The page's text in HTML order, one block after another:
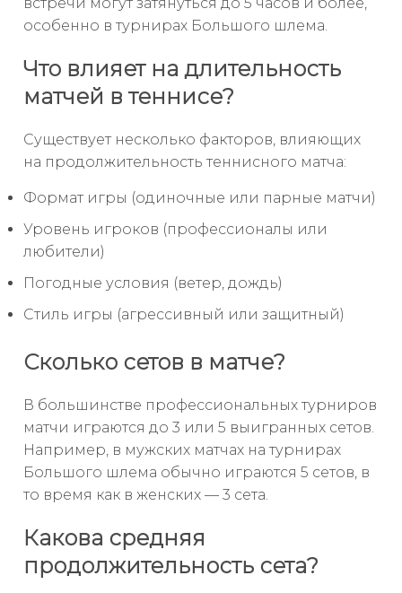
встречи могут затянуться до 5 часов и более,
особенно в турнирах Большого шлема.
Что влияет на длительность
матчей в теннисе?
Существует несколько факторов, влияющих
на продолжительность теннисного матча:
Формат игры (одиночные или парные матчи)
Уровень игроков (профессионалы или
любители)
Погодные условия (ветер, дождь)
Стиль игры (агрессивный или защитный)
Сколько сетов в матче?
В большинстве профессиональных турниров
матчи играются до 3 или 5 выигранных сетов.
Например, в мужских матчах на турнирах
Большого шлема обычно играются 5 сетов, в
то время как в женских — 3 сета.
Какова средняя
продолжительность сета?